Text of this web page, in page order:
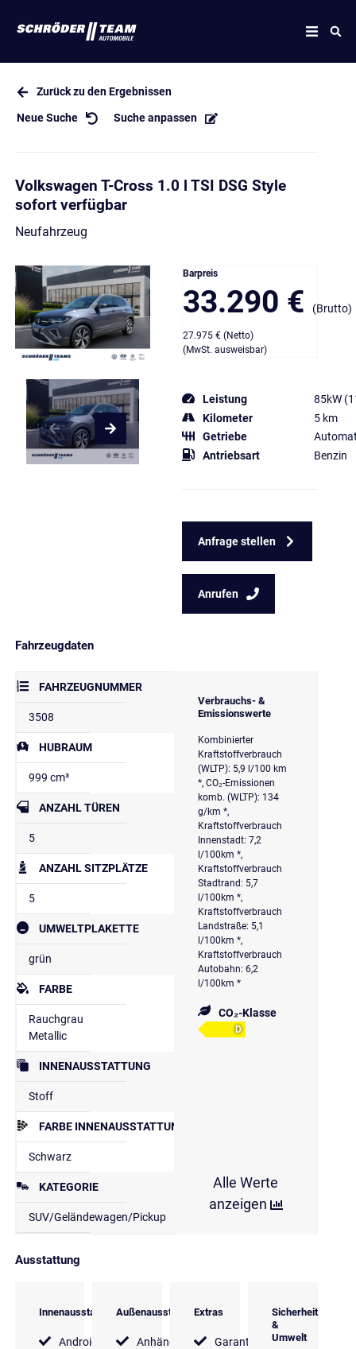
Zurück zu den Ergebnissen
Neue Suche Suche anpassen
Volkswagen T-Cross 1.0 l TSI DSG Style
sofort verfügbar
Neufahrzeug
Barpreis
33.290 € (Brutto)
27.975 € (Netto)
(MwSt. ausweisbar)
Leistung
85kW
Kilometer
5 km
Getriebe
Antriebsart
Benzin
Anfrage stellen
Anrufen
Fahrzeugdaten
FAHRZEUGNUMMER
3508
HUBRAUM
999 cm³
ANZAHL TÜREN
5
ANZAHL SITZPLÄTZE
5
UMWELTPLAKETTE
grün
FARBE
Rauchgrau
Metallic
INNENAUSSTATTUNG
Stoff
FARBE INNENAUSSTATTUNG
Schwarz
KATEGORIE
SUV/Geländewagen/Pickup
Verbrauchs- &
Emissionswerte
Kombinierter
Kraftstoffverbrauch
(WLTP): 5,9 l/100 km
*, CO₂-Emissionen
komb. (WLTP): 134
g/km *,
Kraftstoffverbrauch
Innenstadt: 7,2
l/100km *,
Kraftstoffverbrauch
Stadtrand: 5,7
l/100km *,
Kraftstoffverbrauch
Landstraße: 5,1
l/100km *,
Kraftstoffverbrauch
Autobahn: 6,2
l/100km *
CO₂-Klasse
D
Alle Werte
anzeigen
Ausstattung
Innenausstattung
Android
Außenausstattung
Anhängerkupplung
Extras
Garantie
Sicherheit
&
Umwelt